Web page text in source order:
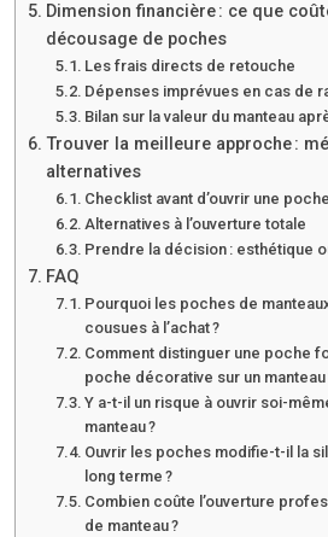
Dimension financière : ce que
décousage de poches
Les frais directs de retouche
Dépenses imprévues en cas de
Bilan sur la valeur du manteau
Trouver la meilleure approche :
alternatives
Checklist avant d’ouvrir une poche
Alternatives à l’ouverture totale
Prendre la décision : esthétique
FAQ
Pourquoi les poches de
cousues à l’achat ?
Comment distinguer une poche
poche décorative sur un manteau
Y a-t-il un risque à ouvrir soi-
manteau ?
Ouvrir les poches modifie-t-il la
long terme ?
Combien coûte l’ouverture
de manteau ?